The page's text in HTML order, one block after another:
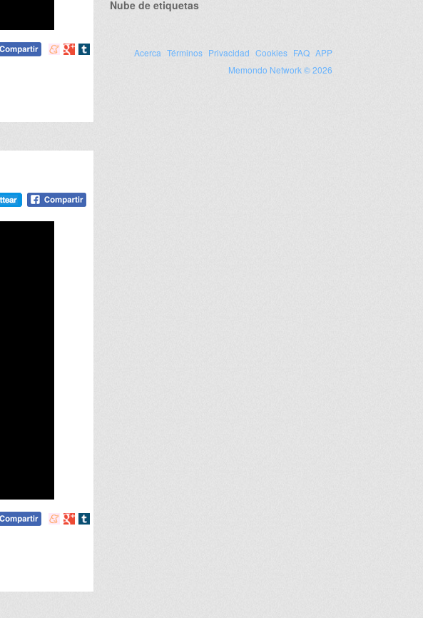
Compartir
Compartir
Compartir
Compartir
Compartir
Compartir
Nube de etiquetas
Acerca Términos Privacidad Cookies FAQ APP
Memondo Network © 2026